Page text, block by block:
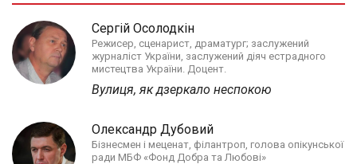
Сергій Осолодкін
Режисер, сценарист, драматург; заслужений
журналіст України, заслужений діяч естрадного
мистецтва України. Доцент.
Вулиця, як дзеркало неспокою
Олександр Дубовий
Бізнесмен і меценат, філантроп, голова опікунської
ради МБФ «Фонд Добра та Любові»